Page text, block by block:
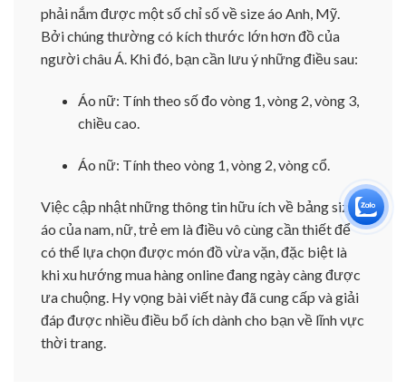
phải nắm được một số chỉ số về size áo Anh, Mỹ.
Bởi chúng thường có kích thước lớn hơn đồ của
người châu Á. Khi đó, bạn cần lưu ý những điều sau:
Áo nữ: Tính theo số đo vòng 1, vòng 2, vòng 3,
chiều cao.
Áo nữ: Tính theo vòng 1, vòng 2, vòng cổ.
Việc cập nhật những thông tin hữu ích về bảng size
áo của nam, nữ, trẻ em là điều vô cùng cần thiết để
có thể lựa chọn được món đồ vừa vặn, đặc biệt là
khi xu hướng mua hàng online đang ngày càng được
ưa chuộng. Hy vọng bài viết này đã cung cấp và giải
đáp được nhiều điều bổ ích dành cho bạn về lĩnh vực
thời trang.